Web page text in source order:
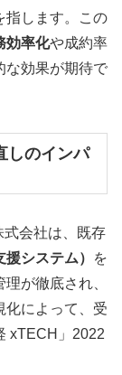
指します。この
効率化や成約率
な効果が期待で
しのインパ
会社は、既存
システム）
を
が徹底され、
化によって、受
xTECH」2022